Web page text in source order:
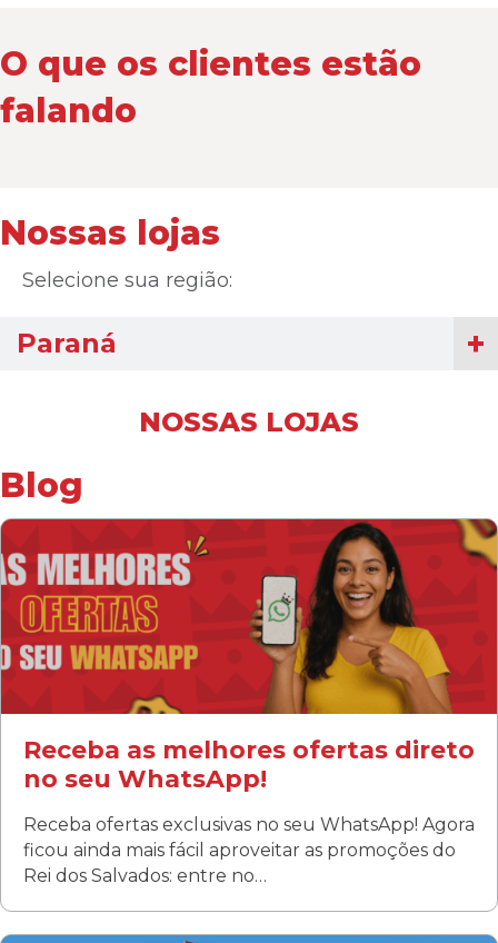
O que os clientes estão
falando
Nossas lojas
Selecione sua região:
Paraná
Fanny
NOSSAS LOJAS
Blog
Receba as melhores ofertas direto
no seu WhatsApp!
Receba ofertas exclusivas no seu WhatsApp! Agora
ficou ainda mais fácil aproveitar as promoções do
Rei dos Salvados: entre no…